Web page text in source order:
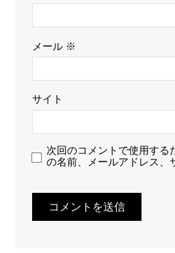
メール ※
サイト
次回のコメントで使用する
の名前、メールアドレス、